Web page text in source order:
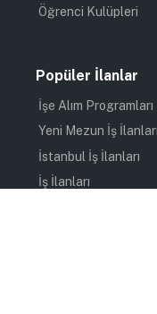
Öğrenci Kulüpleri
Popüler İlanlar
İşe Alım Programları
Yeni Mezun İş İlanları
İstanbul İş İlanları
İş İlanları